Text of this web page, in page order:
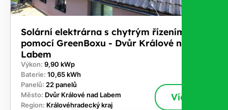
Solární elektrárna s chytrým řízením
pomocí GreenBoxu - Dvůr Králové nad
Labem
Výkon: 9,90 kWp
Baterie: 10,65 kWh
Panelů: 22 panelů
Město: Dvůr Králové nad Labem
Region: Královéhradecký kraj
Více